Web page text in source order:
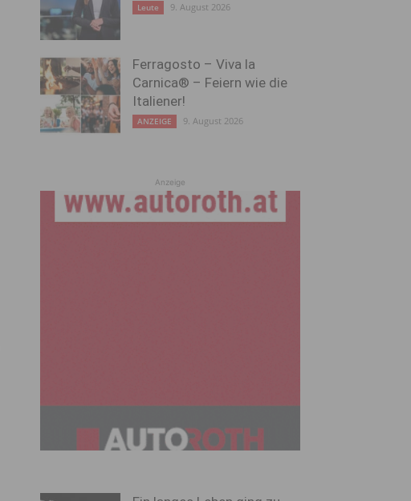
Leute 9. August 2026
Ferragosto – Viva la
Carnica® – Feiern wie die
Italiener!
ANZEIGE 9. August 2026
Anzeige